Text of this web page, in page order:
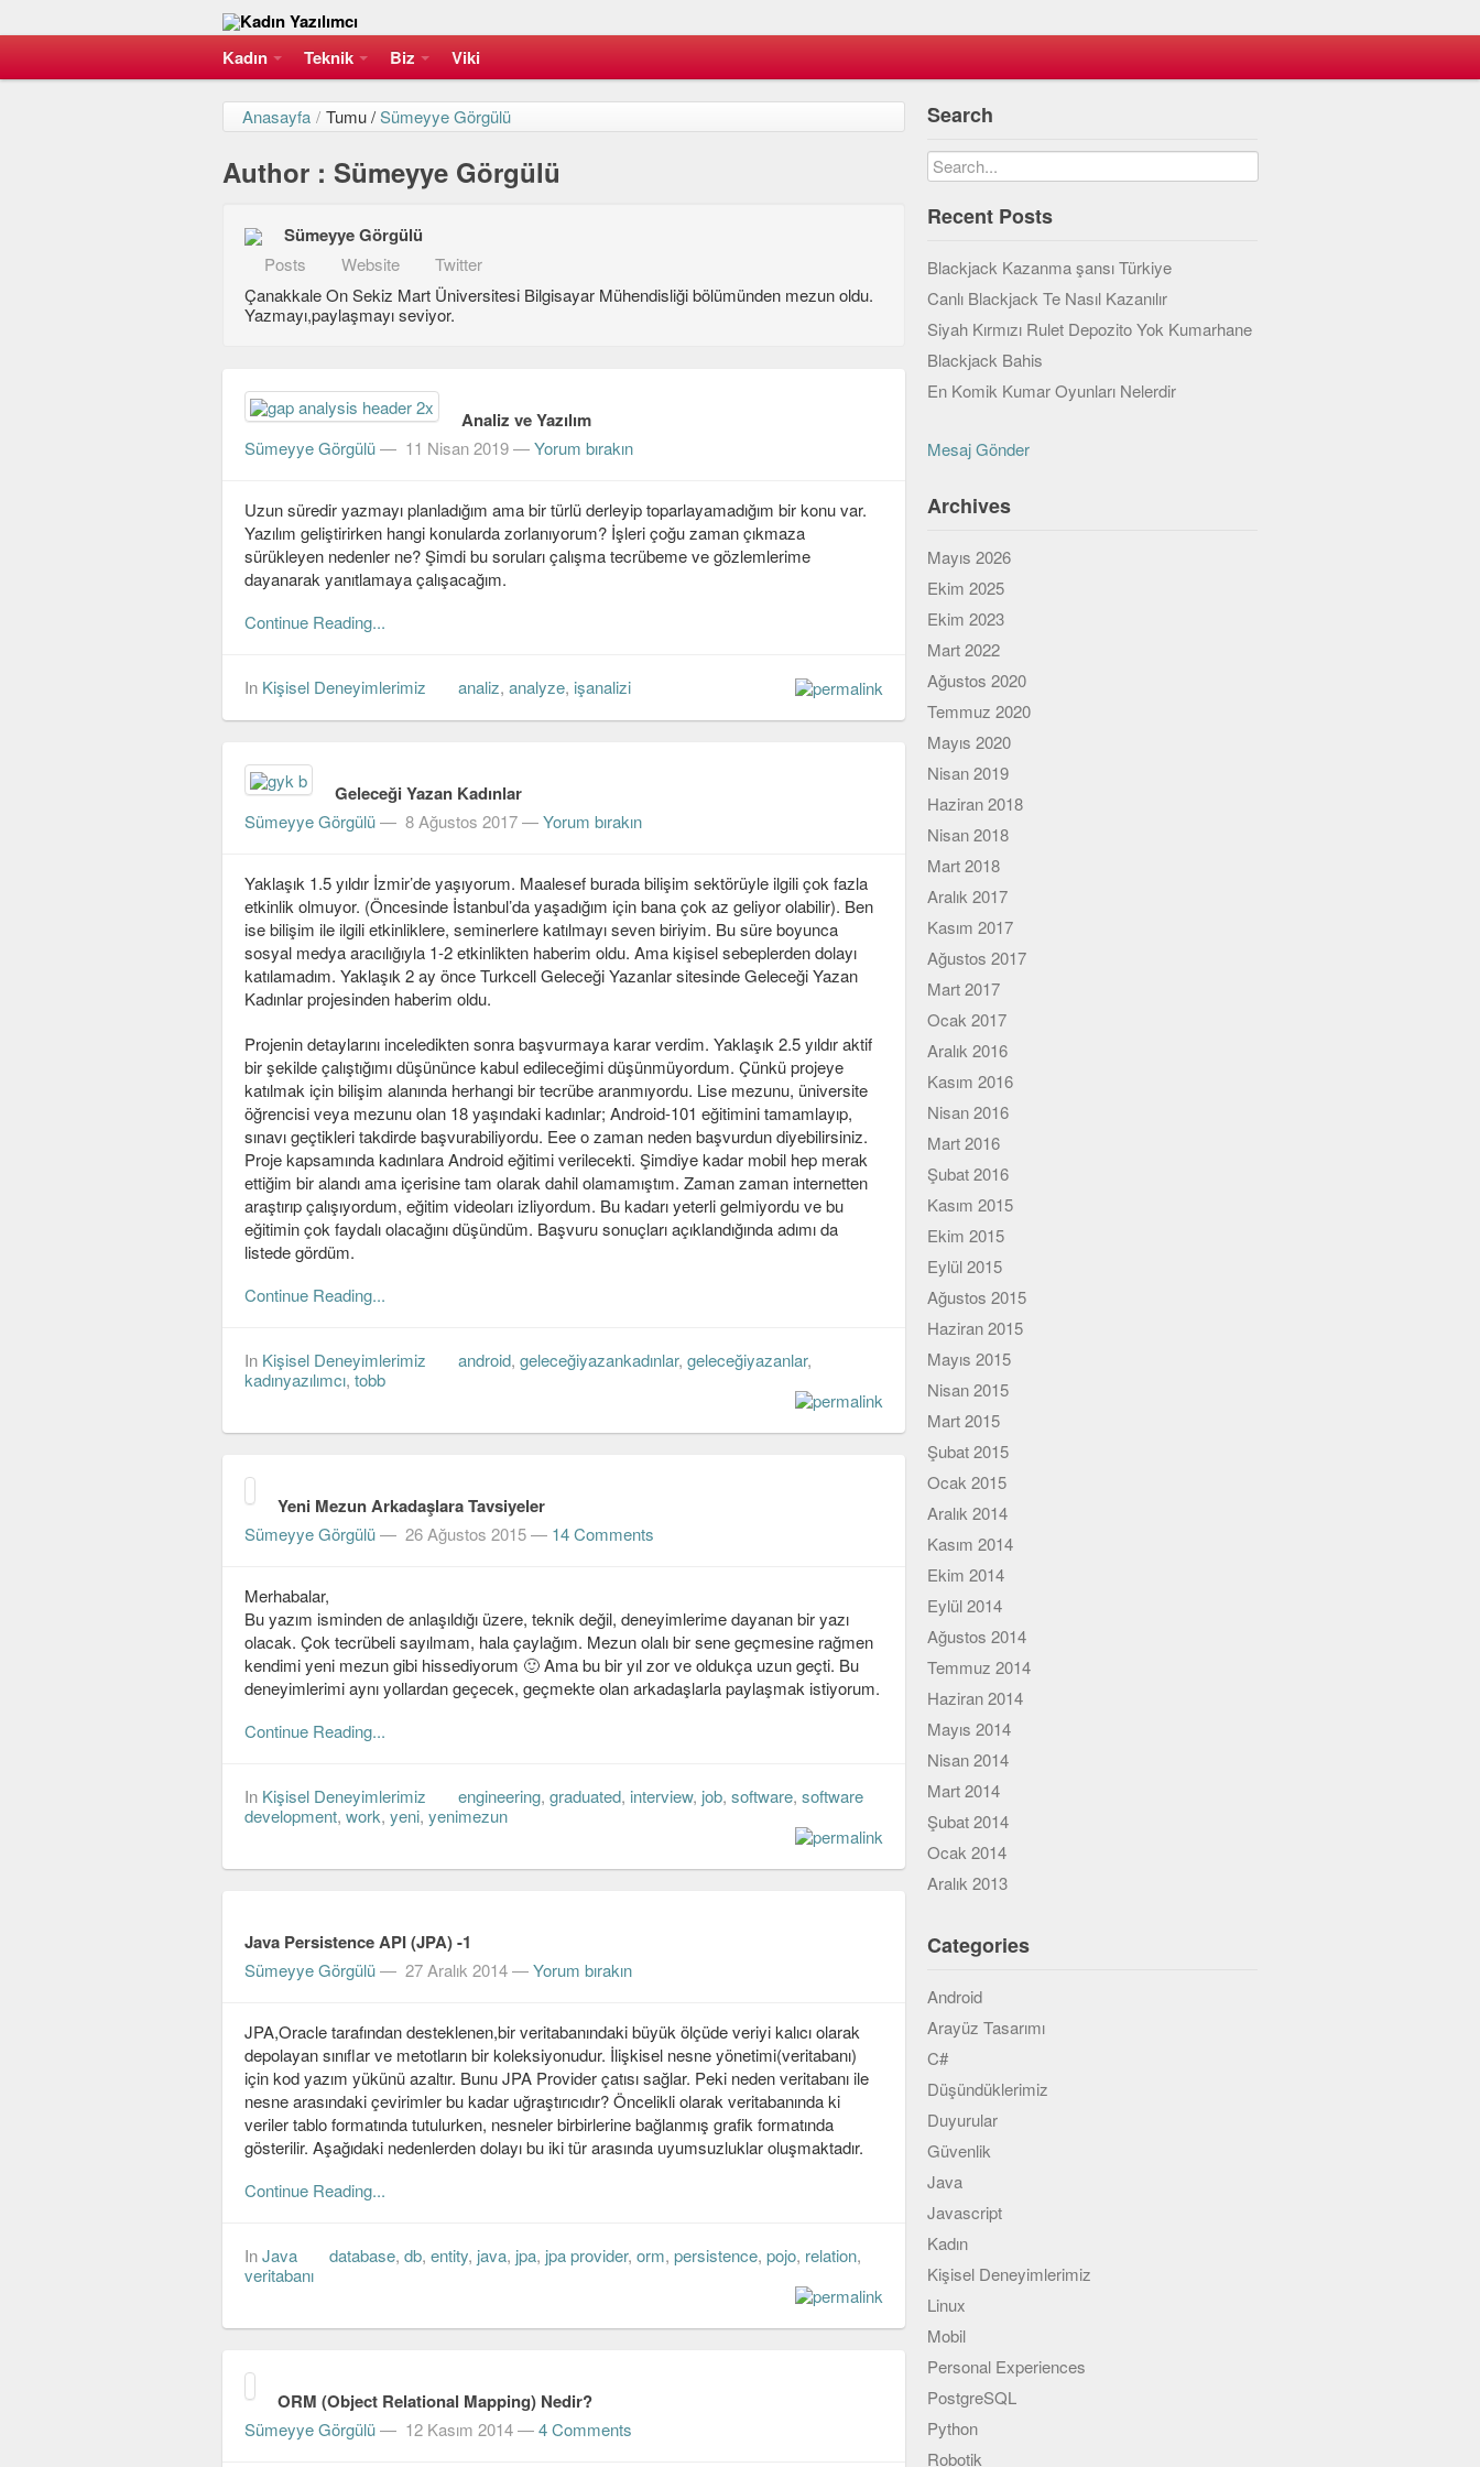
Kadın Teknik Biz Viki
Anasayfa / Tumu /Sümeyye Görgülü
Author : Sümeyye Görgülü
Sümeyye Görgülü
Posts Website
Twitter
Çanakkale On Sekiz Mart Üniversitesi Bilgisayar Mühendisliği bölümünden mezun oldu.
Yazmayı,paylaşmayı seviyor.
Analiz ve Yazılım
Sümeyye Görgülü— 11 Nisan 2019—Yorum bırakın
Uzun süredir yazmayı planladığım ama bir türlü derleyip toparlayamadığım bir konu var.
Yazılım geliştirirken hangi konularda zorlanıyorum? İşleri çoğu zaman çıkmaza
sürükleyen nedenler ne? Şimdi bu soruları çalışma tecrübeme ve gözlemlerime
dayanarak yanıtlamaya çalışacağım.
Continue Reading...
In Kişisel Deneyimlerimiz analiz, analyze, işanalizi
Geleceği Yazan Kadınlar
Sümeyye Görgülü— 8 Ağustos 2017—Yorum bırakın
Yaklaşık 1.5 yıldır İzmir’de yaşıyorum. Maalesef burada bilişim sektörüyle ilgili çok fazla
etkinlik olmuyor. (Öncesinde İstanbul’da yaşadığım için bana çok az geliyor olabilir). Ben
ise bilişim ile ilgili etkinliklere, seminerlere katılmayı seven biriyim. Bu süre boyunca
sosyal medya aracılığıyla 1-2 etkinlikten haberim oldu. Ama kişisel sebeplerden dolayı
katılamadım. Yaklaşık 2 ay önce Turkcell Geleceği Yazanlar sitesinde Geleceği Yazan
Kadınlar projesinden haberim oldu.
Projenin detaylarını inceledikten sonra başvurmaya karar verdim. Yaklaşık 2.5 yıldır aktif
bir şekilde çalıştığımı düşününce kabul edileceğimi düşünmüyordum. Çünkü projeye
katılmak için bilişim alanında herhangi bir tecrübe aranmıyordu. Lise mezunu, üniversite
öğrencisi veya mezunu olan 18 yaşındaki kadınlar; Android-101 eğitimini tamamlayıp,
sınavı geçtikleri takdirde başvurabiliyordu. Eee o zaman neden başvurdun diyebilirsiniz.
Proje kapsamında kadınlara Android eğitimi verilecekti. Şimdiye kadar mobil hep merak
ettiğim bir alandı ama içerisine tam olarak dahil olamamıştım. Zaman zaman internetten
araştırıp çalışıyordum, eğitim videoları izliyordum. Bu kadarı yeterli gelmiyordu ve bu
eğitimin çok faydalı olacağını düşündüm. Başvuru sonuçları açıklandığında adımı da
listede gördüm.
Continue Reading...
In Kişisel Deneyimlerimiz android, geleceğiyazankadınlar, geleceğiyazanlar,
kadınyazılımcı, tobb
Yeni Mezun Arkadaşlara Tavsiyeler
Sümeyye Görgülü— 26 Ağustos 2015— 14 Comments
Merhabalar,
Bu yazım isminden de anlaşıldığı üzere, teknik değil, deneyimlerime dayanan bir yazı
olacak. Çok tecrübeli sayılmam, hala çaylağım. Mezun olalı bir sene geçmesine rağmen
kendimi yeni mezun gibi hissediyorum 🙂 Ama bu bir yıl zor ve oldukça uzun geçti. Bu
deneyimlerimi aynı yollardan geçecek, geçmekte olan arkadaşlarla paylaşmak istiyorum.
Continue Reading...
In Kişisel Deneyimlerimiz engineering, graduated, interview, job, software, software
development, work, yeni, yenimezun
Java Persistence API (JPA) -1
Sümeyye Görgülü— 27 Aralık 2014—Yorum bırakın
JPA,Oracle tarafından desteklenen,bir veritabanındaki büyük ölçüde veriyi kalıcı olarak
depolayan sınıflar ve metotların bir koleksiyonudur. İlişkisel nesne yönetimi(veritabanı)
için kod yazım yükünü azaltır. Bunu JPA Provider çatısı sağlar. Peki neden veritabanı ile
nesne arasındaki çevirimler bu kadar uğraştırıcıdır? Öncelikli olarak veritabanında ki
veriler tablo formatında tutulurken, nesneler birbirlerine bağlanmış grafik formatında
gösterilir. Aşağıdaki nedenlerden dolayı bu iki tür arasında uyumsuzluklar oluşmaktadır.
Continue Reading...
InJava database, db, entity, java, jpa, jpa provider, orm, persistence, pojo, relation,
veritabanı
ORM (Object Relational Mapping) Nedir?
Sümeyye Görgülü— 12 Kasım 2014—4 Comments
Search
Recent Posts
Blackjack Kazanma şansı Türkiye
Canlı Blackjack Te Nasıl Kazanılır
Siyah Kırmızı Rulet Depozito Yok Kumarhane
Blackjack Bahis
En Komik Kumar Oyunları Nelerdir
Mesaj Gönder
Archives
Mayıs 2026
Ekim 2025
Ekim 2023
Mart 2022
Ağustos 2020
Temmuz 2020
Mayıs 2020
Nisan 2019
Haziran 2018
Nisan 2018
Mart 2018
Aralık 2017
Kasım 2017
Ağustos 2017
Mart 2017
Ocak 2017
Aralık 2016
Kasım 2016
Nisan 2016
Mart 2016
Şubat 2016
Kasım 2015
Ekim 2015
Eylül 2015
Ağustos 2015
Haziran 2015
Mayıs 2015
Nisan 2015
Mart 2015
Şubat 2015
Ocak 2015
Aralık 2014
Kasım 2014
Ekim 2014
Eylül 2014
Ağustos 2014
Temmuz 2014
Haziran 2014
Mayıs 2014
Nisan 2014
Mart 2014
Şubat 2014
Ocak 2014
Aralık 2013
Categories
Android
Arayüz Tasarımı
C#
Düşündüklerimiz
Duyurular
Güvenlik
Java
Javascript
Kadın
Kişisel Deneyimlerimiz
Linux
Mobil
Personal Experiences
PostgreSQL
Python
Robotik